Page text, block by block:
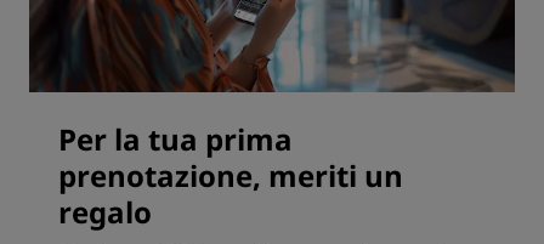
Per la tua prima
prenotazione, meriti un
regalo